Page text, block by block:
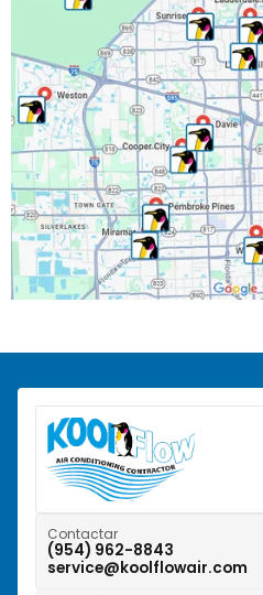
Miramar, FL
North Lauderdale, FL
Oakland Park, FL
Parkland, FL
Pembroke Park, FL
Pembroke Pines, FL
Riverwalk Fort Lauderdale, FL
Tamarac, FL
West Park, FL
Contactar
(954) 962-8843
service@koolflowair.com